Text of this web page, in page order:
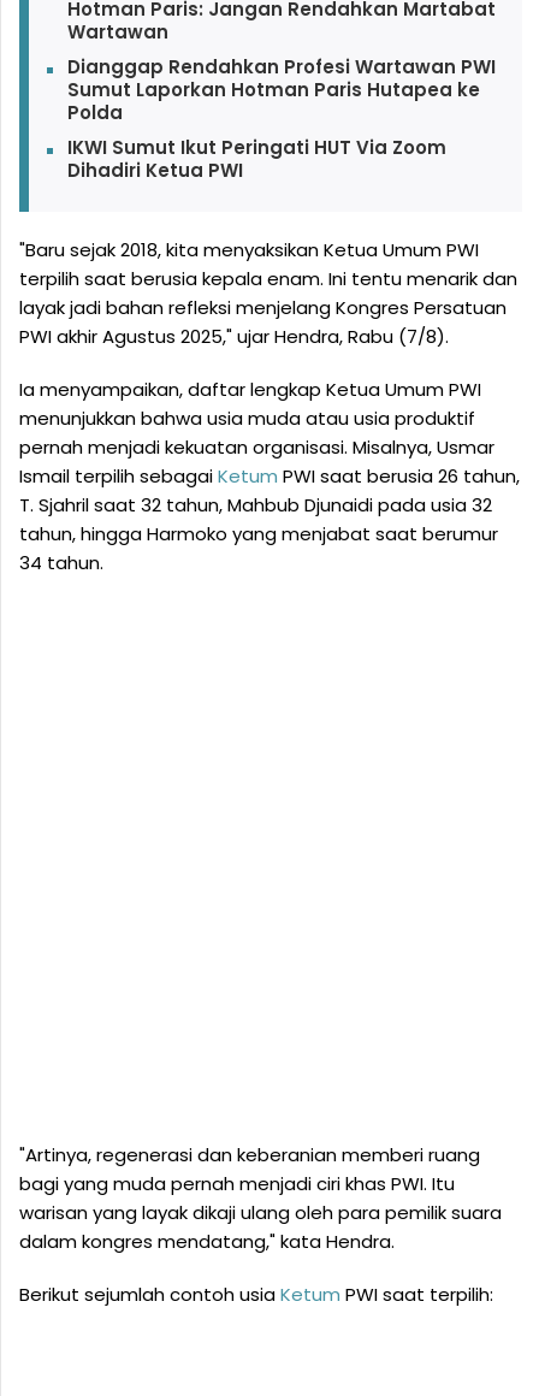
Hotman Paris: Jangan Rendahkan Martabat
Wartawan
Dianggap Rendahkan Profesi Wartawan PWI
Sumut Laporkan Hotman Paris Hutapea ke
Polda
IKWI Sumut Ikut Peringati HUT Via Zoom
Dihadiri Ketua PWI
"Baru sejak 2018, kita menyaksikan Ketua Umum PWI
terpilih saat berusia kepala enam. Ini tentu menarik dan
layak jadi bahan refleksi menjelang Kongres Persatuan
PWI akhir Agustus 2025," ujar Hendra, Rabu (7/8).
Ia menyampaikan, daftar lengkap Ketua Umum PWI
menunjukkan bahwa usia muda atau usia produktif
pernah menjadi kekuatan organisasi. Misalnya, Usmar
Ismail terpilih sebagaiKetum PWI saat berusia 26 tahun,
T. Sjahril saat 32 tahun, Mahbub Djunaidi pada usia 32
tahun, hingga Harmoko yang menjabat saat berumur
34 tahun.
"Artinya, regenerasi dan keberanian memberi ruang
bagi yang muda pernah menjadi ciri khas PWI. Itu
warisan yang layak dikaji ulang oleh para pemilik suara
dalam kongres mendatang," kata Hendra.
Berikut sejumlah contoh usiaKetum PWI saat terpilih: